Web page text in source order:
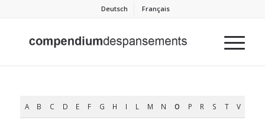
Deutsch Français
A B C D E F G H I L M N O P R S T V